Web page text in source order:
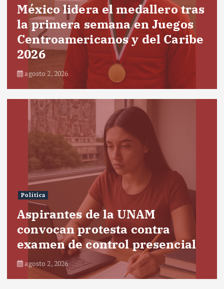
México lidera el medallero tras
la primera semana en Juegos
Centroamericanos y del Caribe
2026
agosto 2, 2026
Política
Aspirantes de la UNAM
convocan protesta contra
examen de control presencial
agosto 2, 2026